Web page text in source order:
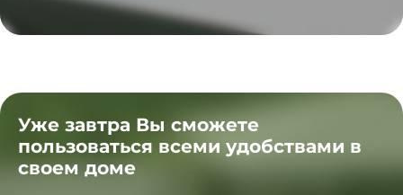
Уже завтра Вы сможете
пользоваться всеми удобствами в
своем доме